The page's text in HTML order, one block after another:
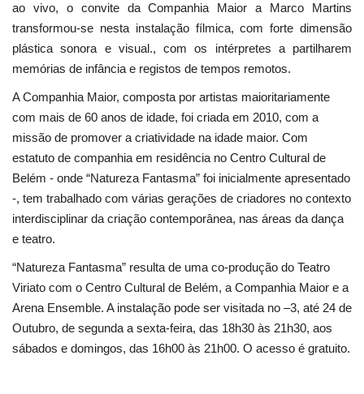
ao vivo, o convite da Companhia Maior a Marco Martins
transformou-se nesta instalação fílmica, com forte dimensão
plástica sonora e visual., com os intérpretes a partilharem
memórias de infância e registos de tempos remotos.
A Companhia Maior, composta por artistas maioritariamente
com mais de 60 anos de idade, foi criada em 2010, com a
missão de promover a criatividade na idade maior. Com
estatuto de companhia em residência no Centro Cultural de
Belém - onde “Natureza Fantasma” foi inicialmente apresentado
-, tem trabalhado com várias gerações de criadores no contexto
interdisciplinar da criação contemporânea, nas áreas da dança
e teatro.
“Natureza Fantasma” resulta de uma co-produção do Teatro
Viriato com o Centro Cultural de Belém, a Companhia Maior e a
Arena Ensemble. A instalação pode ser visitada no –3, até 24 de
Outubro, de segunda a sexta-feira, das 18h30 às 21h30, aos
sábados e domingos, das 16h00 às 21h00. O acesso é gratuito.